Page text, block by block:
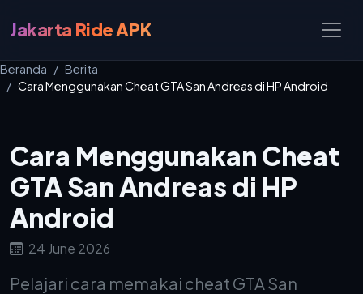
Jakarta Ride APK
Beranda
Berita
Cara Menggunakan Cheat GTA San Andreas di HP Android
Cara Menggunakan Cheat
GTA San Andreas di HP
Android
24 June 2026
Pelajari cara memakai cheat GTA San